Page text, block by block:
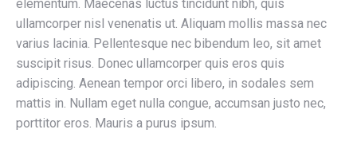
elementum. Maecenas luctus tincidunt nibh, quis
ullamcorper nisl venenatis ut. Aliquam mollis massa nec
varius lacinia. Pellentesque nec bibendum leo, sit amet
suscipit risus. Donec ullamcorper quis eros quis
adipiscing. Aenean tempor orci libero, in sodales sem
mattis in. Nullam eget nulla congue, accumsan justo nec,
porttitor eros. Mauris a purus ipsum.